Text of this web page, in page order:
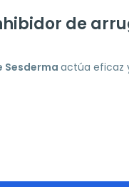
de
Sesdermaactúa eficaz